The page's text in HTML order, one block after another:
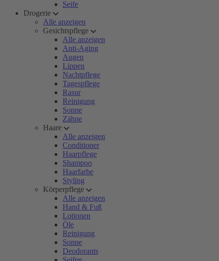
Seife
Drogerie
Alle anzeigen
Gesichtspflege
Alle anzeigen
Anti-Aging
Augen
Lippen
Nachtpflege
Tagespflege
Rasur
Reinigung
Sonne
Zähne
Haare
Alle anzeigen
Conditioner
Haarpflege
Shampoo
Haarfarbe
Styling
Körperpflege
Alle anzeigen
Hand & Fuß
Lotionen
Öle
Reinigung
Sonne
Deodorants